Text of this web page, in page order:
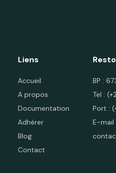
Liens
Accueil
A propos
Documentation
Adhérer
Blog
Contact
BP :
Tel :
Port :
E-mail